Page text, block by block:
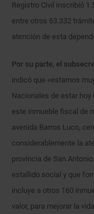
Registro Civil inscribió
entre otros 63.332
atención de esta
Por su parte, el
indicó que «estamos
Nacionales de estar hoy
este inmueble fiscal de
avenida Barros Luco,
considerablemente la
provincia de San
estallido social y que
incluye a otros 160
valor, para mejorar la